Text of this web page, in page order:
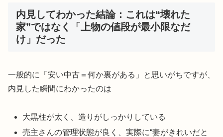
内見してわかった結論：これは“壊れた
家”ではなく「上物の値段が最小限なだ
け」だった
一般的に「安い中古＝何か裏がある」と思いがちですが、
内見した瞬間にわかったのは
大黒柱が太く、造りがしっかりしている
売主さんの管理状態が良く、実際に“妻がきれいだと